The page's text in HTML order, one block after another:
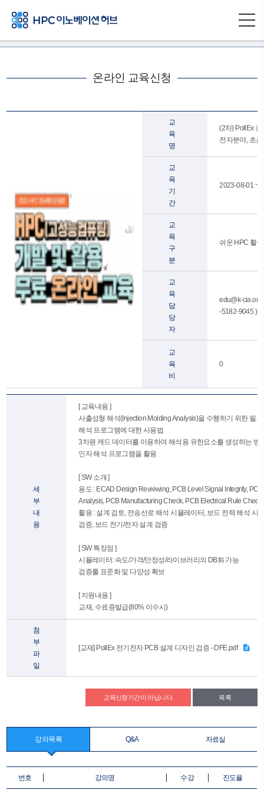
온라인 교육신청
교
육
명
(2차) PollEx
전자분야, 초급)
교
육
기
간
2023-08-01 ~
교
육
구
분
쉬운 HPC 활
교
육
담
당
자
edu@k-
-5182-9045 )
교
육
비
0
세
부
내
용
[ 교육내용 ]
사출성형 해석(Injection Molding Analysis)을 수행하기 위한 필
해석 프로그램에 대한 사용법
3차원 캐드 데이터를 이용하여 해석용 유한요소를 생성하는
인자 해석 프로그램을 활용
[ SW 소개 ]
용도 : ECAD Design Reviewing, PCB Level Signal Integrity,
Analysis, PCB Manufacturing Check, PCB Electrical Rule Check
활용 : 설계 검토, 전송선로 해석 시뮬레이터, 보드 전력 해석 시
검증, 보드 전기/전자 설계 검증
[ SW 특장점 ]
시뮬레이터: 속도/가격/안정성/라이브러리의 DB화 가능
검증룰 표준화 및 다양성 확보
[ 지원내용 ]
교재, 수료증발급(80% 이수시)
첨
부
파
일
[교재] PollEx 전기전자 PCB 설계 디자인 검증 - DFE.pdf
교육신청기간이 아닙니다. 목록
강의목록 Q&A 자료실
번호 강의명 수강 진도율